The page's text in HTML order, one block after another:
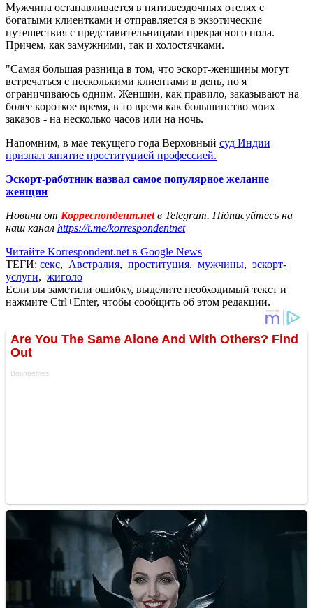
Мужчина останавливается в пятизвездочных отелях с
богатыми клиентками и отправляется в экзотические
путешествия с представительницами прекрасного пола.
Причем, как замужними, так и холостячками.
"Самая большая разница в том, что эскорт-женщины могут
встречаться с несколькими клиентами в день, но я
ограничиваюсь одним. Женщин, как правило, заказывают на
более короткое время, в то время как большинство моих
заказов - на несколько часов или на ночь.
Напомним, в мае текущего года Верховный суд Индии
признал занятие проституцией профессией.
Эскорт-работник назвал самое популярное желание
женщин
Новини от Корреспондент.netв Telegram. Підписуйтесь на
наш канал https://t.me/korrespondentnet
Читайте Korrespondent.net в Google News
ТЕГИ: секс, Австралия, проституция, мужчины, эскорт-
услуги, жиголо
Если вы заметили ошибку, выделите необходимый текст и
нажмите Ctrl+Enter, чтобы сообщить об этом редакции.